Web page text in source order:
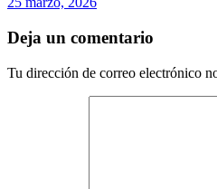
Deja un comentario
Tu dirección de correo electrónico